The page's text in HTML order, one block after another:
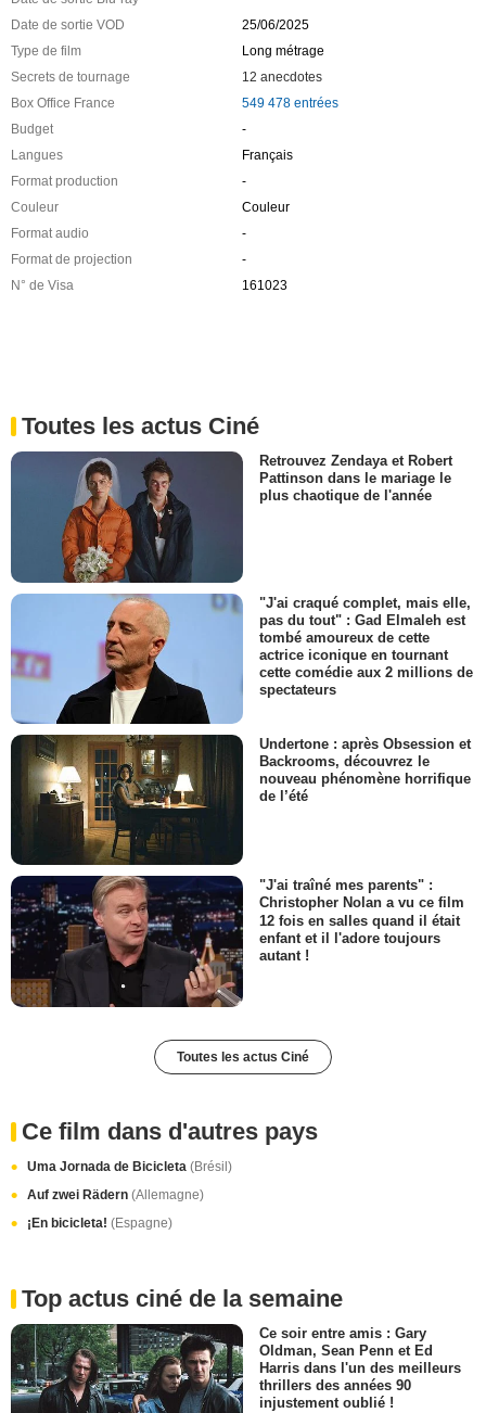
Date de sortie VOD
25/06/2025
Type de film
Long métrage
Secrets de tournage
12 anecdotes
Box Office France
549 478 entrées
Budget
-
Langues
Français
Format production
-
Couleur
Couleur
Format audio
-
Format de projection
-
N° de Visa
161023
Toutes les actus Ciné
Retrouvez Zendaya et Robert
Pattinson dans le mariage le
plus chaotique de l'année
"J'ai craqué complet, mais elle,
pas du tout" : Gad Elmaleh est
tombé amoureux de cette
actrice iconique en tournant
cette comédie aux 2 millions de
spectateurs
Undertone : après Obsession et
Backrooms, découvrez le
nouveau phénomène horrifique
de l’été
"J'ai traîné mes parents" :
Christopher Nolan a vu ce film
12 fois en salles quand il était
enfant et il l'adore toujours
autant !
Toutes les actus Ciné
Ce film dans d'autres pays
Uma Jornada de Bicicleta (Brésil)
Auf zwei Rädern (Allemagne)
¡En bicicleta! (Espagne)
Top actus ciné de la semaine
Ce soir entre amis : Gary
Oldman, Sean Penn et Ed
Harris dans l'un des meilleurs
thrillers des années 90
injustement oublié !